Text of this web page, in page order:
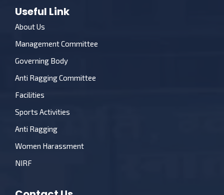
Useful Link
About Us
Management Committee
Governing Body
Anti Ragging Committee
Facilities
Sports Activities
Anti Ragging
Women Harassment
NIRF